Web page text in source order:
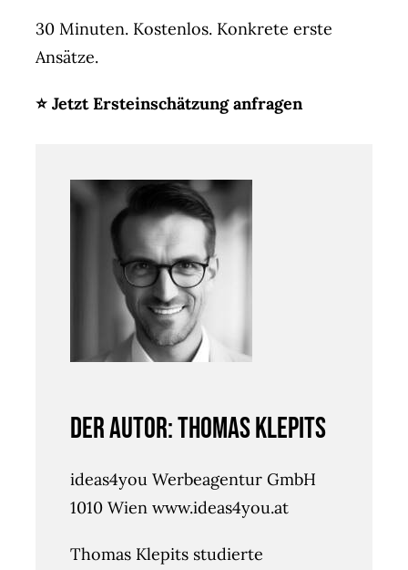
30 Minuten. Kostenlos. Konkrete erste
Ansätze.
⭐ Jetzt Ersteinschätzung anfragen
Der Autor: Thomas Klepits
ideas4you Werbeagentur GmbH
1010 Wien www.ideas4you.at
Thomas Klepits studierte